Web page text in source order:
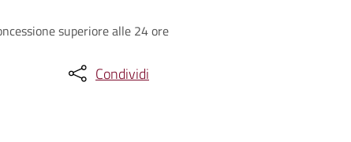
superiore alle 24 ore
Condividi